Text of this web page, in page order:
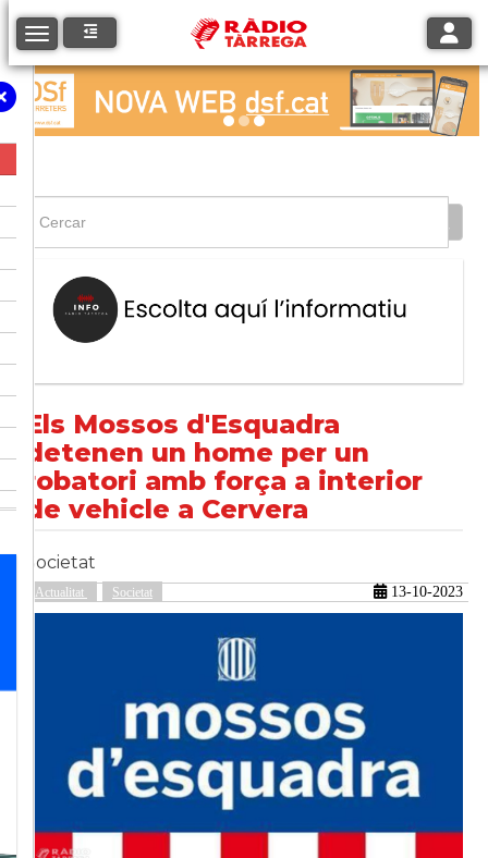
Toggle navigation
Els Mossos d'Esquadra
detenen un home per un
robatori amb força a interior
de vehicle a Cervera
Societat
Actualitat Societat 13-10-2023